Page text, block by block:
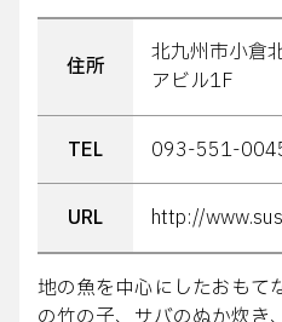
住所
北九州市小倉
アビル1F
TEL 093-551-
URL http://
地の魚を中心にしたおもて